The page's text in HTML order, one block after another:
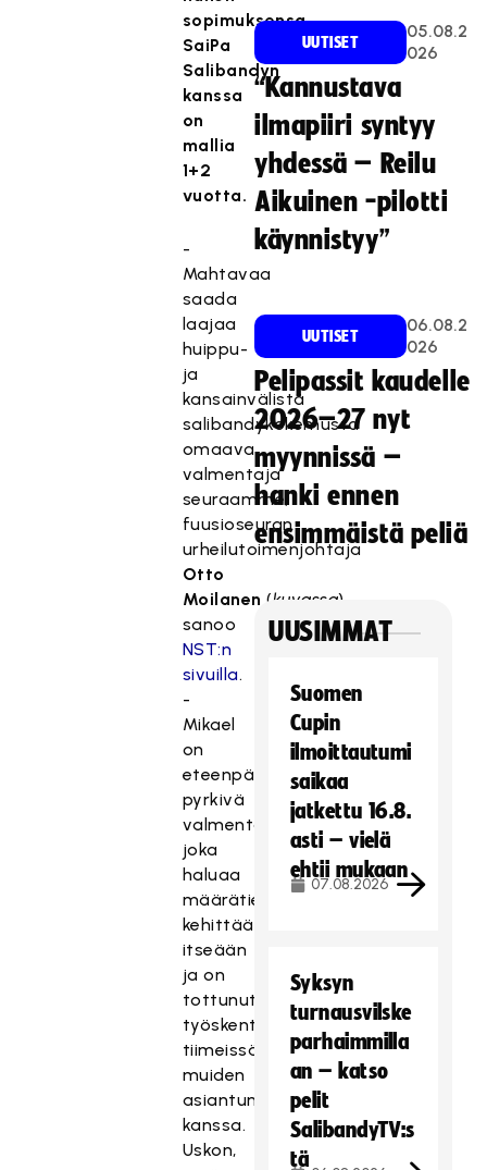
sopimuksensa
SaiPa
Salibandyn
kanssa
on
mallia
1+2
vuotta.
-
Mahtavaa
saada
laajaa
huippu-
ja
kansainvälistä
salibandykokemusta
omaava
valmentaja
seuraamme,
fuusioseuran
urheilutoimenjohtaja
Otto
Moilanen (kuvassa)
sanoo
NST:n
sivuilla.
-
Mikael
on
eteenpäin
pyrkivä
valmentaja,
joka
haluaa
määrätietoisesti
kehittää
itseään
ja on
tottunut
työskentelemään
tiimeissä
muiden
asiantuntijoiden
kanssa.
Uskon,
UUTISET
05.08.2
026
“Kannustava
ilmapiiri syntyy
yhdessä – Reilu
Aikuinen -pilotti
käynnistyy”
UUTISET
06.08.2
026
Pelipassit kaudelle
2026–27 nyt
myynnissä –
hanki ennen
ensimmäistä peliä
UUSIMMAT
Suomen
Cupin
ilmoittautumi
saikaa
jatkettu 16.8.
asti – vielä
ehtii mukaan
07.08.2026
Syksyn
turnausvilske
parhaimmilla
an – katso
pelit
SalibandyTV:s
tä